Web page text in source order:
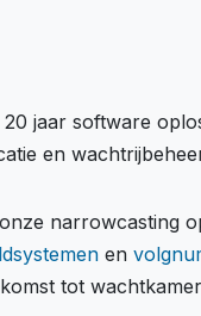
jaar software
en
narrowcasting
en
tot